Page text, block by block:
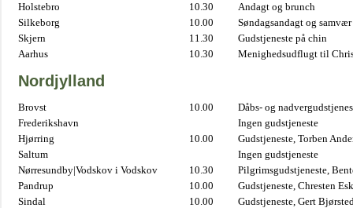
Holstebro
10.30
Andagt og brunch
Silkeborg
10.00
Søndagsandagt og samvær
Skjern
11.30
Gudstjeneste på chin
Aarhus
10.30 Menighedsudflugt til
Nordjylland
Brovst 10.00
Dåbs- og
Frederikshavn
Ingen gudstjeneste
Hjørring
10.00
Gudstjeneste, Torben
Saltum
Ingen gudstjeneste
Nørresundby|Vodskov i Vodskov
10.30
Pilgrimsgudstjeneste,
Pandrup
10.00
Gudstjeneste, Chresten
Sindal
10.00
Gudstjeneste, Gert